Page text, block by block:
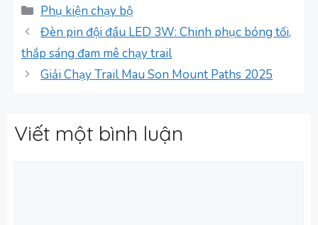
Danh
mục
Phụ kiện chạy bộ
Đèn pin đội đầu LED 3W: Chinh phục bóng tối,
thắp sáng đam mê chạy trail
Giải Chạy Trail Mau Son Mount Paths 2025
Viết một bình luận